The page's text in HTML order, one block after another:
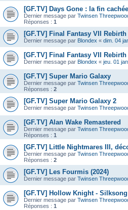
[GF.TV] Days Gone : la fin cachée
Dernier message par Twinsen
Réponses : 1
[GF.TV] Final Fantasy VII
Dernier message par Blondex « dim. 04
[GF.TV] Final Fantasy VII
Dernier message par Blondex « jeu. 01
[GF.TV] Super Mario Galaxy
Dernier message par Twinsen
Réponses : 2
[GF.TV] Super Mario Galaxy 2
Dernier message par Twinsen
[GF.TV] Alan Wake Remastered
Dernier message par Twinsen
Réponses : 1
[GF.TV] Little Nightmares III,
Dernier message par Twinsen
Réponses : 2
[GF.TV] Les Fourmis (2024)
Dernier message par Twinsen
[GF.TV] Hollow Knight -
Dernier message par Twinsen
Réponses : 1